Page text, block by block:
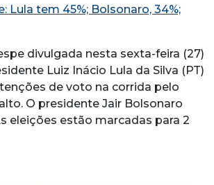
Lula tem 45%; Bolsonaro, 34%;
divulgada nesta sexta-feira (27)
Luiz Inácio Lula da Silva (PT)
de voto na corrida pelo
O presidente Jair Bolsonaro
eleições estão marcadas para 2